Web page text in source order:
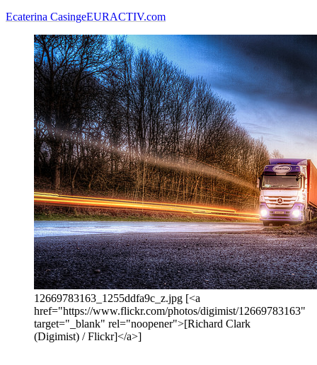
Ecaterina CasingeEURACTIV.com
12669783163_1255ddfa9c_z.jpg [<a
href="https://www.flickr.com/photos/digimist/12669783163"
target="_blank" rel="noopener">[Richard Clark
(Digimist) / Flickr]</a>]